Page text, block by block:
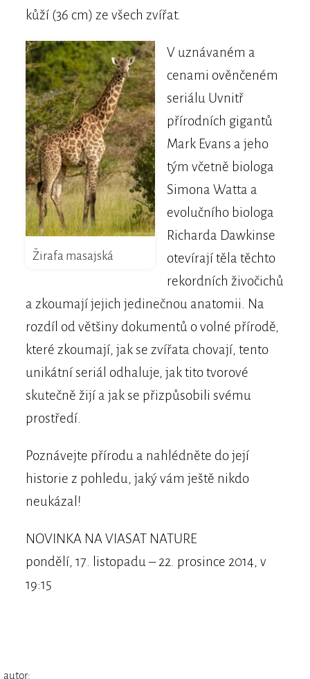
kůží (36 cm) ze všech zvířat.
Žirafa masajská
V uznávaném a
cenami ověnčeném
seriálu Uvnitř
přírodních gigantů
Mark Evans a jeho
tým včetně biologa
Simona Watta a
evolučního biologa
Richarda Dawkinse
otevírají těla těchto
rekordních živočichů
a zkoumají jejich jedinečnou anatomii. Na
rozdíl od většiny dokumentů o volné přírodě,
které zkoumají, jak se zvířata chovají, tento
unikátní seriál odhaluje, jak tito tvorové
skutečně žijí a jak se přizpůsobili svému
prostředí.
Poznávejte přírodu a nahlédněte do její
historie z pohledu, jaký vám ještě nikdo
neukázal!
NOVINKA NA VIASAT NATURE
pondělí, 17. listopadu – 22. prosince 2014, v
19:15
autor: